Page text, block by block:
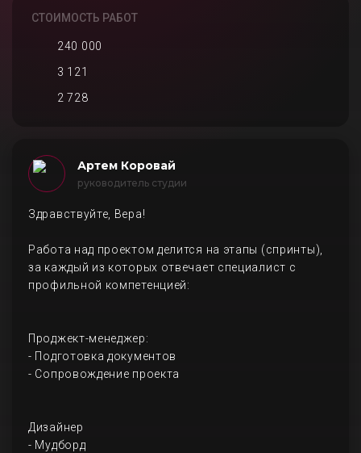
СТОИМОСТЬ РАБОТ
240 000
3 121
2 728
Артем Коровай
руководитель студии
Здравствуйте, Вера!
Работа над проектом делится на этапы (спринты),
за каждый из которых отвечает специалист с
профильной компетенцией:
Проджект-менеджер:
- Подготовка документов
- Сопровождение проекта
Дизайнер
- Мудборд